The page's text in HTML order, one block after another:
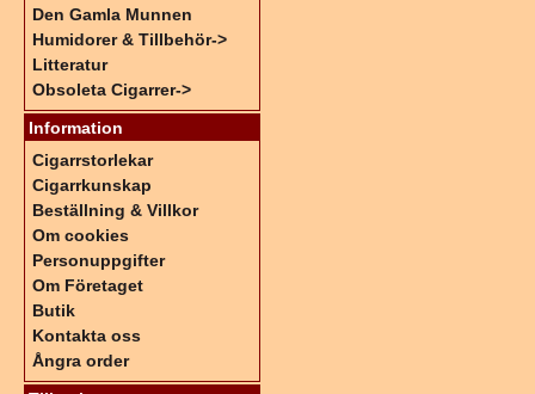
Den Gamla Munnen
Humidorer & Tillbehör->
Litteratur
Obsoleta Cigarrer->
Information
Cigarrstorlekar
Cigarrkunskap
Beställning & Villkor
Om cookies
Personuppgifter
Om Företaget
Butik
Kontakta oss
Ångra order